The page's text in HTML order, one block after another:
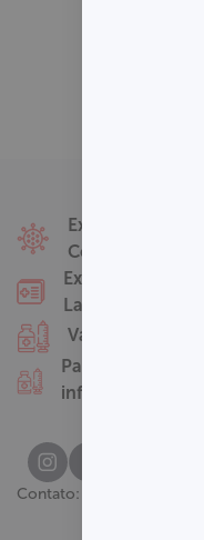
Exames
Covid-19
Exames
Laboratoriais
Vacinas
Pacotes
infantis
Contato: